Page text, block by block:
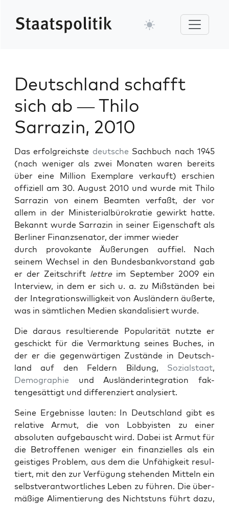
Deutschland schafft
sich ab — Thilo
Sarrazin, 2010
Das erfol­gre­ich­ste deutsche Sach­buch nach 1945
(nach weniger als zwei Monat­en waren bere­its
über eine Mil­lion Exem­plare verkauft) erschien
offiziell am 30. August 2010 und wurde mit Thi­lo
Sar­razin von einem Beamten ver­faßt, der vor
allem in der Min­is­te­ri­al­bürokratie gewirkt hat­te.
Bekan­nt wurde Sar­razin in sein­er Eigen­schaft als
Berlin­er Finanzse­n­a­tor, der immer wieder
durch pro­vokante Äußerun­gen auffiel. Nach
seinem Wech­sel in den Bun­des­bankvor­stand gab
er der Zeitschrift let­treim Sep­tem­ber 2009 ein
Inter­view, in dem er sich u. a. zu Mißstän­den bei
der Inte­gra­tionswilligkeit von Aus­län­dern äußerte,
was in sämtlichen Medi­en skan­dal­isiert wurde.
Die daraus resul­tierende Pop­u­lar­ität nutzte er
geschickt für die Ver­mark­tung seines Buch­es, in
der er die gegen­wär­ti­gen Zustände in Deutsch­
land auf den Feldern Bil­dung, Sozial­staat,
Demogra­phie und Aus­län­der­in­te­gra­tion fak­
tengesät­tigt und dif­feren­ziert analysiert.
Seine Ergeb­nisse laut­en: In Deutsch­land gibt es
rel­a­tive Armut, die von Lob­by­is­ten zu ein­er
absoluten aufge­bauscht wird. Dabei ist Armut für
die Betrof­fe­nen weniger ein finanzielles als ein
geistiges Prob­lem, aus dem die Unfähigkeit resul­
tiert, mit den zur Ver­fü­gung ste­hen­den Mit­teln ein
selb­stver­ant­wortlich­es Leben zu führen. Die über­
mäßige Ali­men­tierung des Nicht­stuns führt dazu,